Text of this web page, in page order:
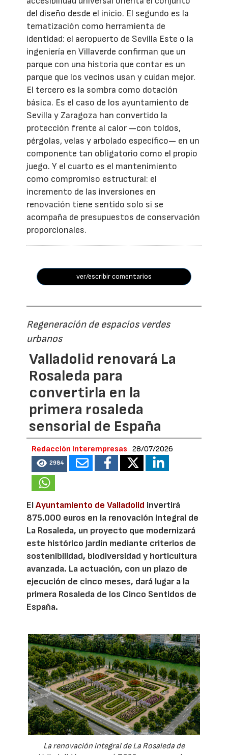
del diseño desde el inicio. El segundo es la
tematización como herramienta de
identidad: el aeropuerto de Sevilla Este o la
ingeniería en Villaverde confirman que un
parque con una historia que contar es un
parque que los vecinos usan y cuidan mejor.
El tercero es la sombra como dotación
básica. Es el caso de los ayuntamiento de
Sevilla y Zaragoza han convertido la
protección frente al calor —con toldos,
pérgolas, velas y arbolado específico— en un
componente tan obligatorio como el propio
juego. Y el cuarto es el mantenimiento
como compromiso estructural: el
incremento de las inversiones en
renovación tiene sentido solo si se
acompaña de presupuestos de conservación
proporcionales.
ver/escribir comentarios
Regeneración de espacios verdes
urbanos
Valladolid renovará La
Rosaleda para
convertirla en la
primera rosaleda
sensorial de España
Redacción Interempresas 28/07/2026
2984
ElAyuntamiento de Valladolid invertirá
875.000 euros en la renovación integral de
La Rosaleda, un proyecto que modernizará
este histórico jardín mediante criterios de
sostenibilidad, biodiversidad y horticultura
avanzada. La actuación, con un plazo de
ejecución de cinco meses, dará lugar a la
primera Rosaleda de los Cinco Sentidos de
España.
La renovación integral de La Rosaleda de